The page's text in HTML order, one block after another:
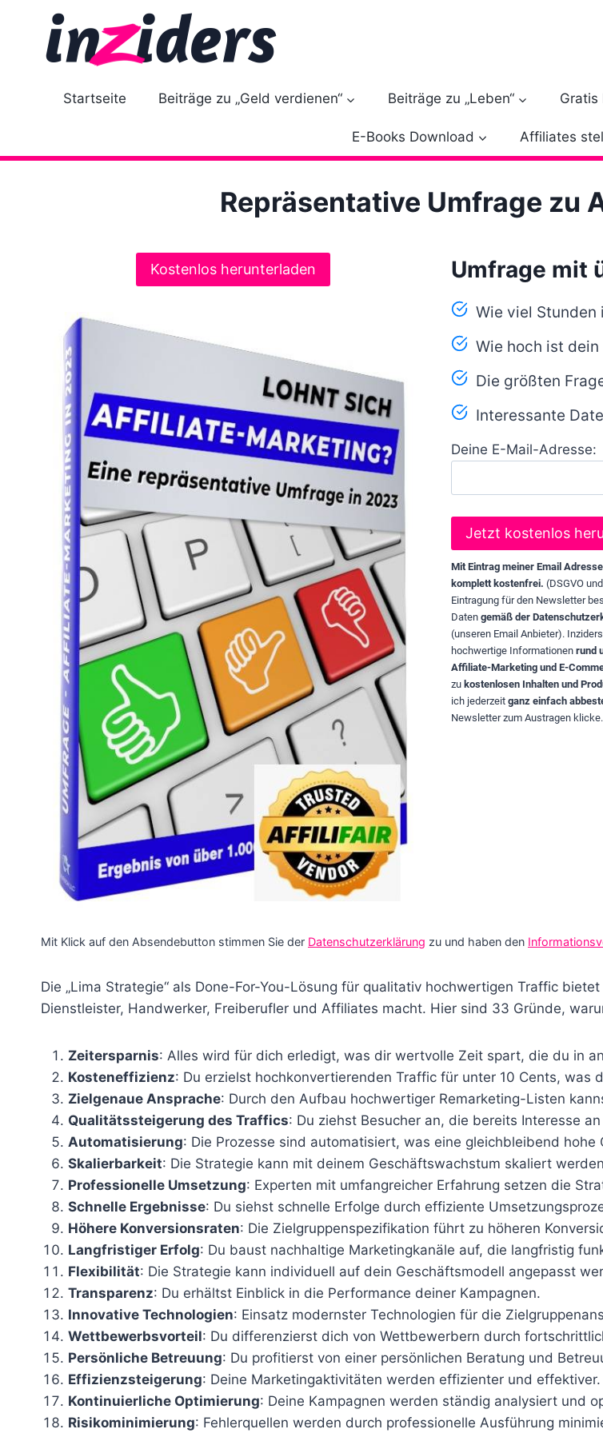
l
Startseite Beiträge zu „Geld verdienen“ Beiträge zu „Leben“ Gratis
E-Books Download Affiliates
Repräsentative Umfrage zu
Kostenlos herunterladen Umfrage mit
Wie viel
Wie hoch ist
Die größten
Interessante
Deine E-Mail-Adresse:
Mit Eintrag meiner Email
komplett kostenfrei. (DSGVO
Eintragung für den Newsletter
Daten gemäß der
(unseren Email Anbieter).
hochwertige Informationen rund
Affiliate-Marketing und E-
zukostenlosen Inhalten und
ich jederzeit ganz einfach
Newsletter zum Austragen klicke.
Mit Klick auf den Absendebutton stimmen Sie der Datenschutzerklärung zu und haben den
Die „Lima Strategie“ als Done-For-You-Lösung für qualitativ hochwertigen Traffic
Dienstleister, Handwerker, Freiberufler und Affiliates macht. Hier sind 33 Gründe,
Zeitersparnis: Alles wird für dich erledigt, was dir wertvolle Zeit spart, die du in
Kosteneffizienz: Du erzielst hochkonvertierenden Traffic für unter 10 Cents, was
Zielgenaue Ansprache: Durch den Aufbau hochwertiger Remarketing-Listen
Qualitätssteigerung des Traffics: Du ziehst Besucher an, die bereits Interesse
Automatisierung: Die Prozesse sind automatisiert, was eine gleichbleibend hohe
Skalierbarkeit: Die Strategie kann mit deinem Geschäftswachstum skaliert
Professionelle Umsetzung: Experten mit umfangreicher Erfahrung setzen die
Schnelle Ergebnisse: Du siehst schnelle Erfolge durch effiziente
Höhere Konversionsraten: Die Zielgruppenspezifikation führt zu höheren
Langfristiger Erfolg: Du baust nachhaltige Marketingkanäle auf, die langfristig
Flexibilität: Die Strategie kann individuell auf dein Geschäftsmodell angepasst
Transparenz: Du erhältst Einblick in die Performance deiner Kampagnen.
Innovative Technologien: Einsatz modernster Technologien für die
Wettbewerbsvorteil: Du differenzierst dich von Wettbewerbern durch
Persönliche Betreuung: Du profitierst von einer persönlichen Beratung und
Effizienzsteigerung: Deine Marketingaktivitäten werden effizienter und effektiver.
Kontinuierliche Optimierung: Deine Kampagnen werden ständig analysiert und
Risikominimierung: Fehlerquellen werden durch professionelle Ausführung